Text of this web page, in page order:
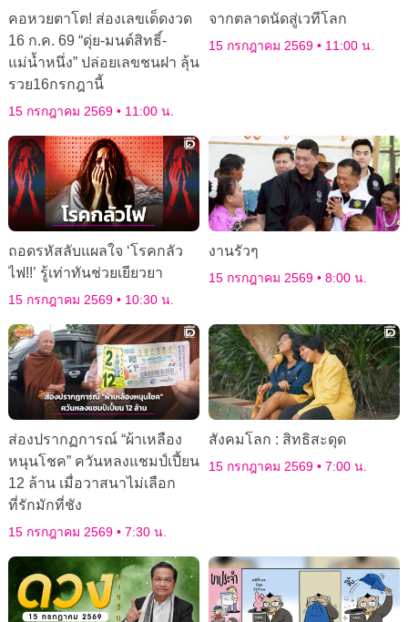
คอหวยตาโต! ส่องเลขเด็ดงวด
16 ก.ค. 69 “ดุ่ย-มนต์สิทธิ์-
แม่น้ำหนึ่ง” ปล่อยเลขชนฝา ลุ้น
รวย16กรกฎานี้
15 กรกฎาคม 2569 11:00 น.
จากตลาดนัดสู่เวทีโลก
15 กรกฎาคม 2569 11:00 น.
ถอดรหัสลับแผลใจ ‘โรคกลัว
ไฟ!!’ รู้เท่าทันช่วยเยียวยา
15 กรกฎาคม 2569 10:30 น.
งานรัวๆ
15 กรกฎาคม 2569 8:00 น.
ส่องปรากฏการณ์ “ผ้าเหลือง
หนุนโชค” ควันหลงแชมป์เปี้ยน
12 ล้าน เมื่อวาสนาไม่เลือก
ที่รักมักที่ชัง
15 กรกฎาคม 2569 7:30 น.
สังคมโลก : สิทธิสะดุด
15 กรกฎาคม 2569 7:00 น.